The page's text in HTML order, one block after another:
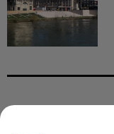
TITRES DIFFUSÉS